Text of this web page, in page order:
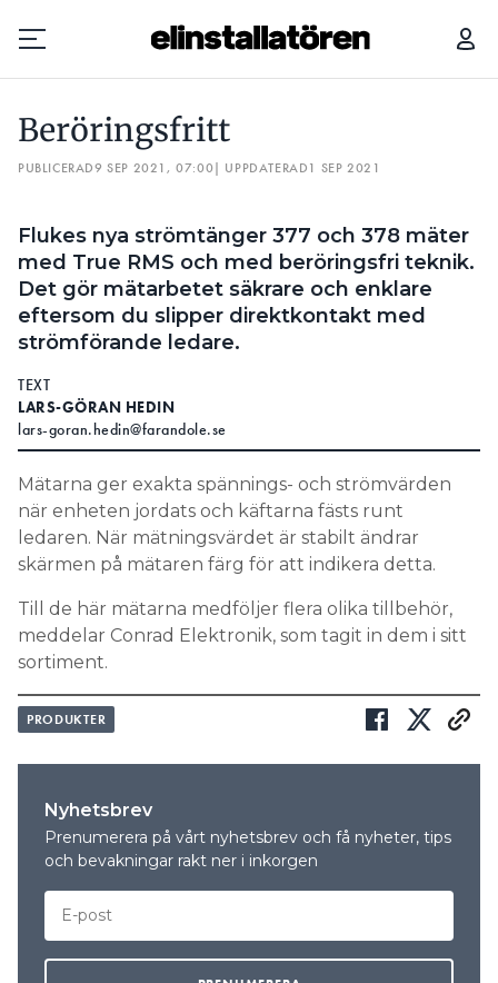
Prenumerera
Lediga jobb
Annonsera
Om tidningen
Personuppgifter
Search for:
SEARCH
Beröringsfritt
PUBLICERAD9 SEP 2021, 07:00| UPPDATERAD1 SEP 2021
Flukes nya strömtänger 377 och 378 mäter
med True RMS och med beröringsfri teknik.
Det gör mätarbetet säkrare och enklare
eftersom du slipper direktkontakt med
strömförande ledare.
TEXT
LARS-GÖRAN HEDIN
lars-goran.hedin@farandole.se
Mätarna ger exakta spännings- och strömvärden
när enheten jordats och käftarna fästs runt
ledaren. När mätningsvärdet är stabilt ändrar
skärmen på mätaren färg för att indikera detta.
Till de här mätarna medföljer flera olika tillbehör,
meddelar Conrad Elektronik, som tagit in dem i sitt
sortiment.
PRODUKTER
Nyhetsbrev
Prenumerera på vårt nyhetsbrev och få nyheter, tips
och bevakningar rakt ner i inkorgen
BERÖRINGSFRITT